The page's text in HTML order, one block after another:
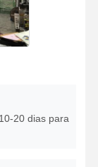
20 dias para